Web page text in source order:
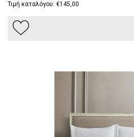
Τιμή καταλόγου: €145,00